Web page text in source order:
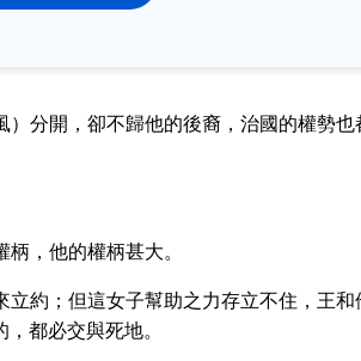
分開，卻不歸他的後裔，治國的權勢
，他的權柄甚大。
約；但這女子幫助之力存立不住，王
都必交與死地。